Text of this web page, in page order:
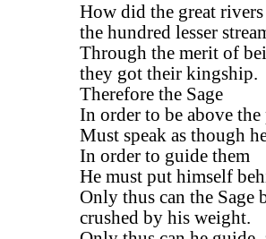
How did the great
the hundred lesser
Through the merit of
they got their kingship.
Therefore the Sage
In order to be above the
Must speak as though
In order to guide them
He must put himself
Only thus can the Sage
crushed by his weight.